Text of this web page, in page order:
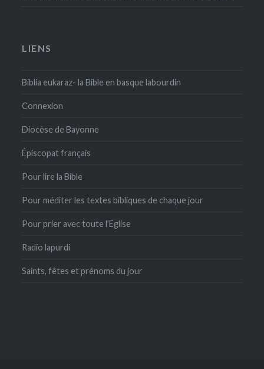
LIENS
Biblia eukaraz- la Bible en basque labourdin
Connexion
Diocèse de Bayonne
Épiscopat français
Pour lire la Bible
Pour méditer les textes bibliques de chaque jour
Pour prier avec toute l’Eglise
Radio lapurdi
Saints, fêtes et prénoms du jour